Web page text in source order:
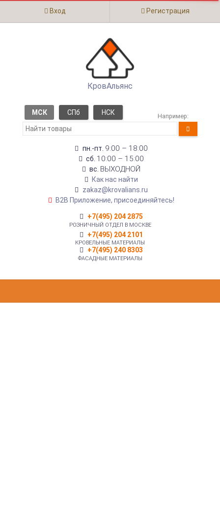
Вход Регистрация
КровАльянс
МСК СПб НСК Например:
пн.-пт. 9:00 – 18:00
сб. 10:00 – 15:00
вс. ВЫХОДНОЙ
Как нас найти
zakaz@krovalians.ru
B2B Приложение, присоединяйтесь!
+7(495) 204 2875
РОЗНИЧНЫЙ ОТДЕЛ В МОСКВЕ
+7(495) 204 2101
КРОВЕЛЬНЫЕ МАТЕРИАЛЫ
+7(495) 240 8303
ФАСАДНЫЕ МАТЕРИАЛЫ